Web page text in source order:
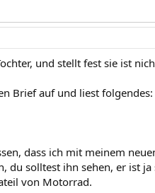
und stellt fest sie ist
Brief auf und liest folgendes:
dass ich mit meinem
du solltest ihn sehen, er ist
von Motorrad.